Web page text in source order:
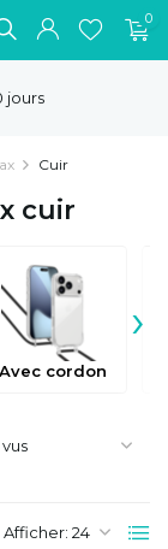
0
jours
Cuir
cuir
Avec cordon
›
Afficher: